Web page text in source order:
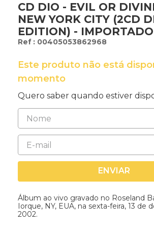
CD DIO - EVIL OR
NEW YORK CITY (2CD
EDITION) - IMPORTADO
: 00405053862968
Este produto não está
momento
Quero saber quando estiver
ENVIAR
Álbum ao vivo gravado no Roseland
Iorque, NY, EUA, na sexta-feira, 13 de
2002.